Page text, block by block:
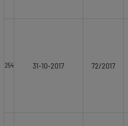
254 31-10-2017 72/2017